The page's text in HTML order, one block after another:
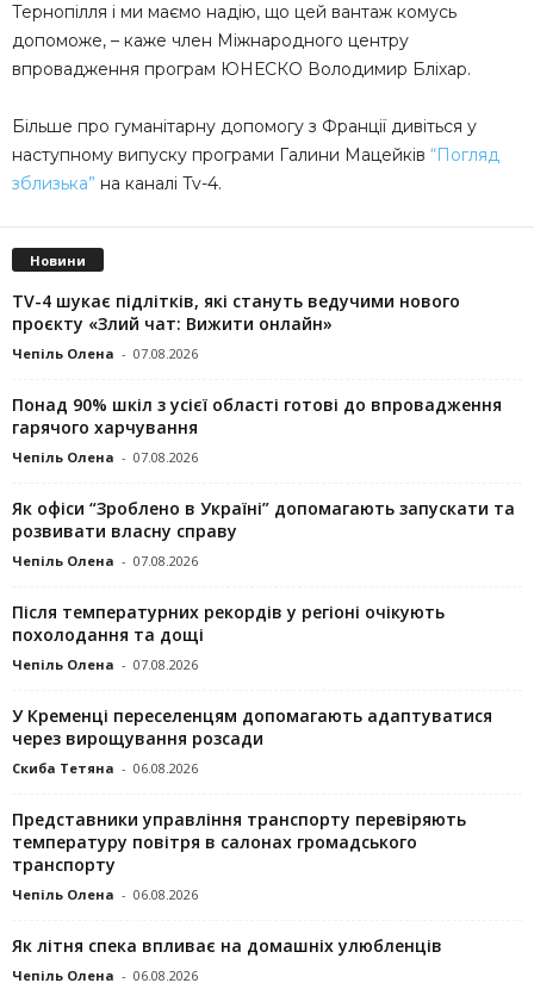
Тернопілля і ми маємо надію, що цей вантаж комусь
допоможе, – каже член Міжнародного центру
впровадження програм ЮНЕСКО Володимир Бліхар.
Більше про гуманітарну допомогу з Франції дивіться у
наступному випуску програми Галини Мацейків “Погляд
зблизька” на каналі Tv-4.
Новини
TV-4 шукає підлітків, які стануть ведучими нового
проєкту «Злий чат: Вижити онлайн»
Чепіль Олена - 07.08.2026
Понад 90% шкіл з усієї області готові до впровадження
гарячого харчування
Чепіль Олена - 07.08.2026
Як офіси “Зроблено в Україні” допомагають запускaти та
розвивати власну справу
Чепіль Олена - 07.08.2026
Після температурних рекордів у регіоні очікують
похолодання та дощі
Чепіль Олена - 07.08.2026
У Кременці переселенцям допомагають адаптуватися
через вирощування розсади
Скиба Тетяна - 06.08.2026
Представники управління транспорту перевіряють
температуру повітря в салонах громадського
транспорту
Чепіль Олена - 06.08.2026
Як літня спека впливає на домашніх улюбленців
Чепіль Олена - 06.08.2026